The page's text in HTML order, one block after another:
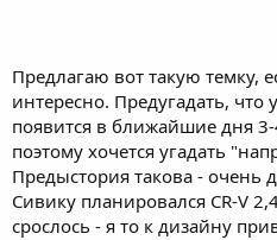
Предлагаю вот такую темку,
интересно. Предугадать, что
появится в ближайшие дня
поэтому хочется угадать
Предыстория такова - очень
Сивику планировался CR-V
срослось - я то к дизайну